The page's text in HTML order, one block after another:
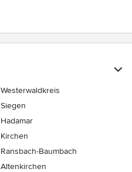
Westerwaldkreis
Siegen
Hadamar
Kirchen
Ransbach-Baumbach
Altenkirchen